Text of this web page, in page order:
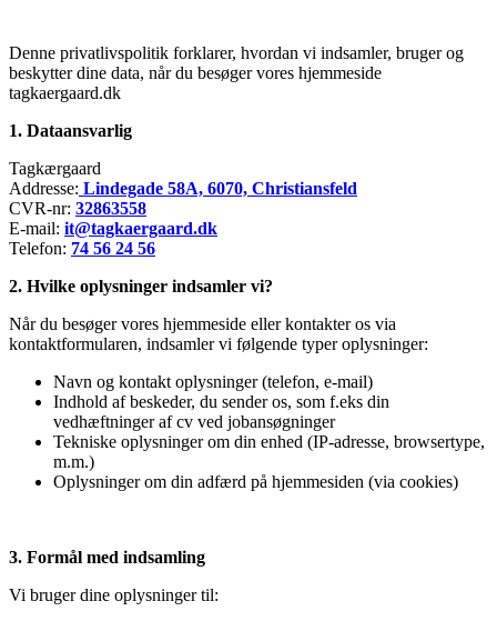
Denne privatlivspolitik forklarer, hvordan vi indsamler, bruger og
beskytter dine data, når du besøger vores hjemmeside
tagkaergaard.dk
1. Dataansvarlig
Tagkærgaard
Addresse: Lindegade 58A, 6070, Christiansfeld
CVR-nr: 32863558
E-mail: it@tagkaergaard.dk
Telefon: 74 56 24 56
2. Hvilke oplysninger indsamler vi?
Når du besøger vores hjemmeside eller kontakter os via
kontaktformularen, indsamler vi følgende typer oplysninger:
Navn og kontakt oplysninger (telefon, e-mail)
Indhold af beskeder, du sender os, som f.eks din
vedhæftninger af cv ved jobansøgninger
Tekniske oplysninger om din enhed (IP-adresse, browsertype,
m.m.)
Oplysninger om din adfærd på hjemmesiden (via cookies)
3. Formål med indsamling
Vi bruger dine oplysninger til: